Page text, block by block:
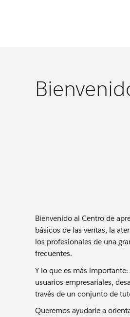
Bienvenido al Centro de
básicos de las ventas, la
los profesionales de una
frecuentes.
Y lo que es más
usuarios empresariales,
través de un conjunto de
Queremos ayudarle a